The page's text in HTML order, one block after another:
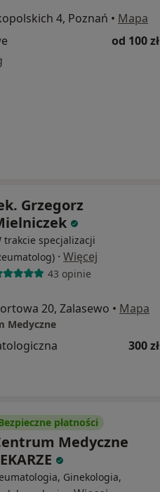
4, Poznań • Mapa
od 100 zł
Grzegorz
trakcie specjalizacji
· Więcej
43 opinie
20, Zalasewo • Mapa
Medyczne
300 zł
płatności
Medyczne
Ginekologia,